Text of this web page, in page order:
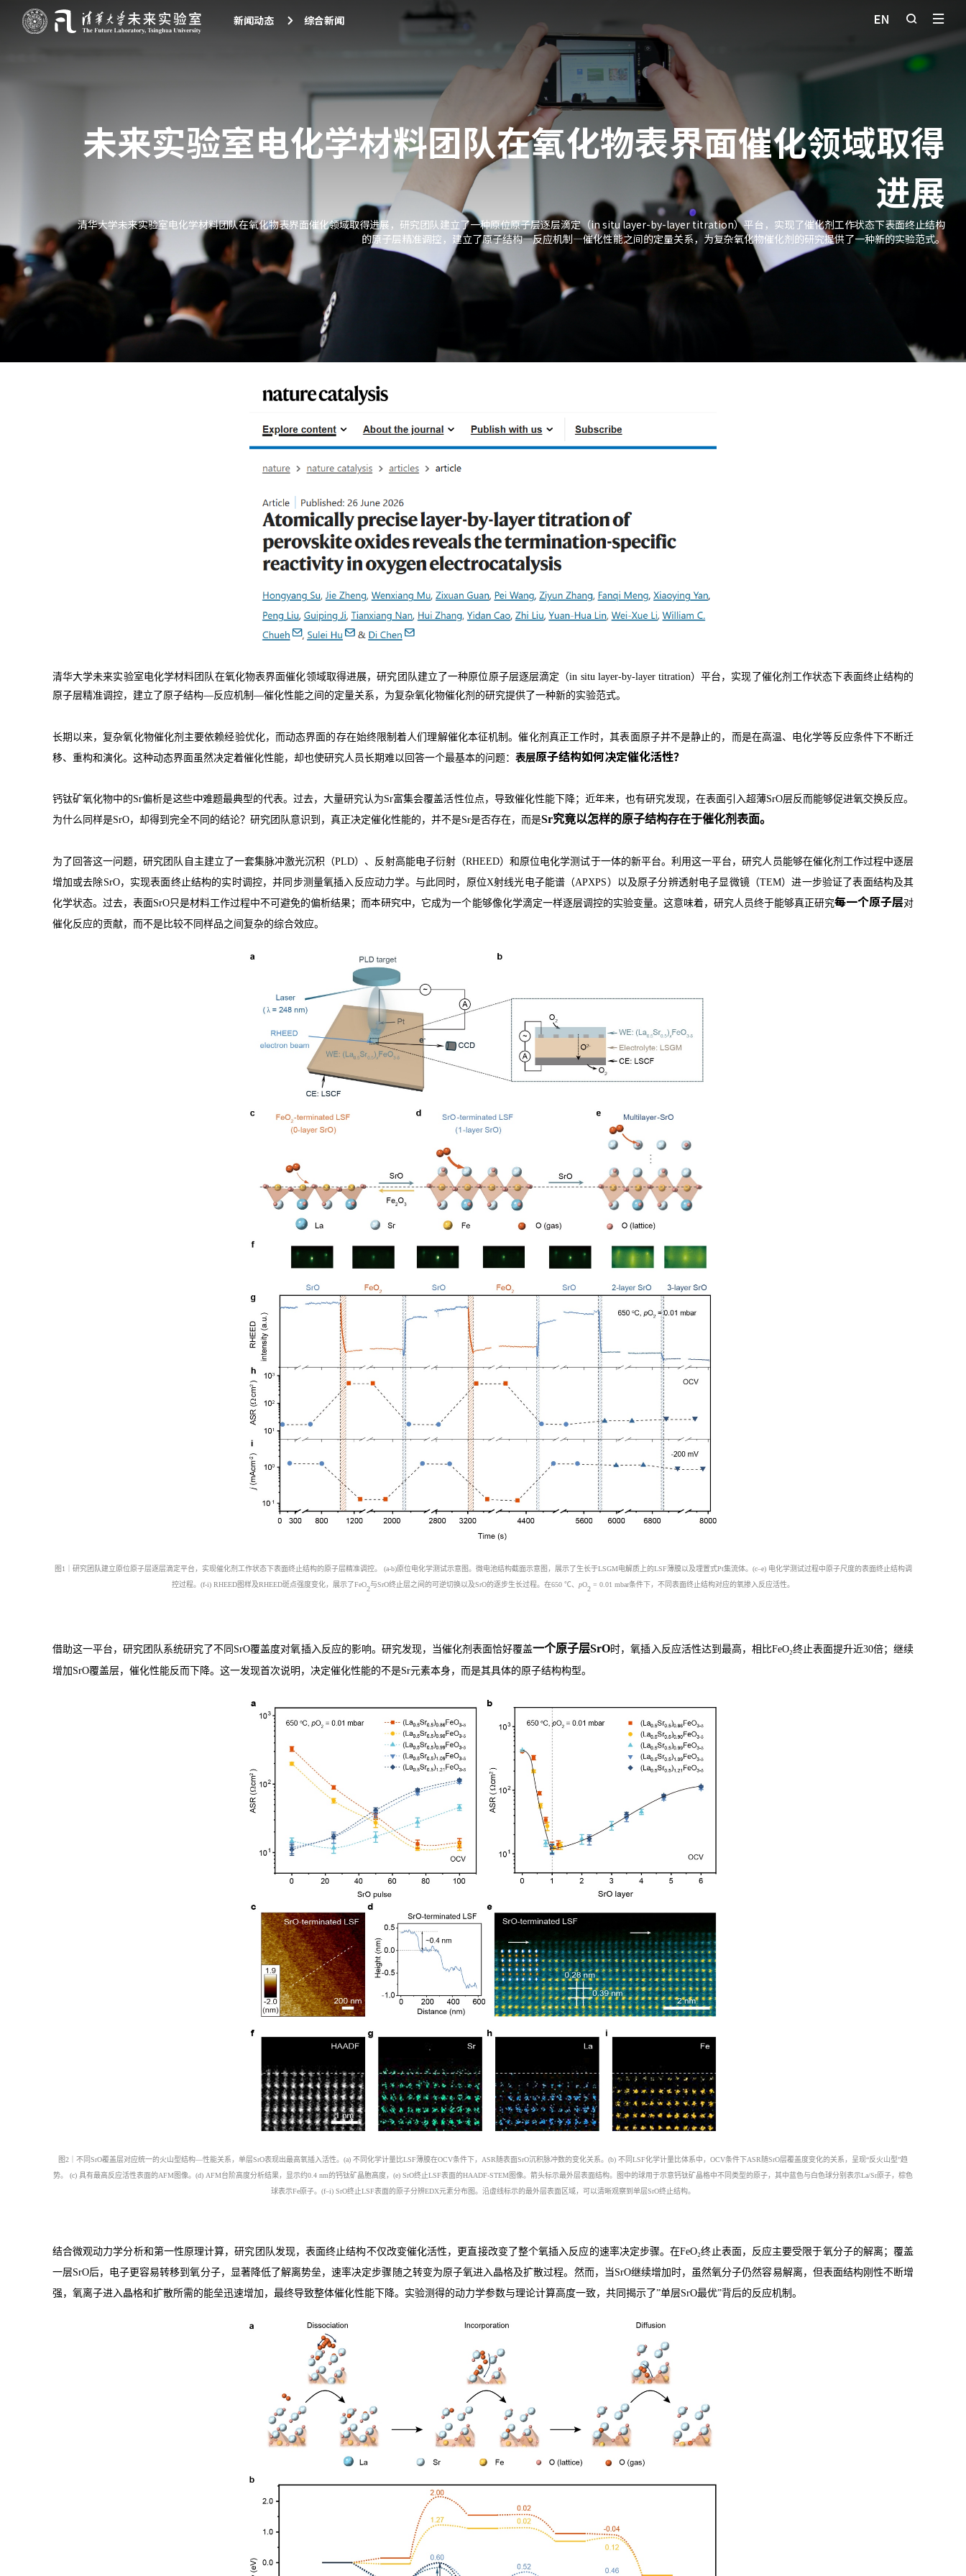
新闻动态 综合新闻
未来实验室电化学材料团队在氧化物表界面催化领域取得
进展
​清华大学未来实验室电化学材料团队在氧化物表界面催化领域取得进展，研究团队建立了一种原位原子层逐层滴定（in situ layer-by-layer titration）平台，实现了催化剂工作状态下表面终止结构
的原子层精准调控，建立了原子结构—反应机制—催化性能之间的定量关系，为复杂氧化物催化剂的研究提供了一种新的实验范式。
清华大学未来实验室电化学材料团队 在氧化物表界面催化领域取得进展，研究团队建立了一种原位原子层逐层滴定（in situ layer-by-layer titration）平台，实现了催化剂工作状态下表面终止结构的
原子层精准调控，建立了原子结构—反应机制 —催化性能之间的定量关系，为复杂氧化物催化剂的研究提供了一种新的实验范式。
长期以来，复杂氧化物催化剂主要依赖经验优化，而动态界面的存在始终限制着人们理解催化本征机制。催化剂真正工作时，其表面原子并不是静止的，而是在高温、电化学等反应条件下不断迁
移、重构和演化。这种动态界面虽然决定着催化性能，却也使研究人员长期难以回答一个最基本的问题： 表层原子结构如何决定催化活性？
钙钛矿氧化物中的Sr偏析是这些中难题最典型的代表。过去，大量研究认为Sr富集会覆盖活性位点，导致催化性能下降； 近年来 ，也有研究发现，在表面引入超薄SrO层反而能够促进氧交换反应。
为什么同样是SrO，却得到完全不同的结论？研究团队意识到，真正决定催化性能的，并不是Sr是否存在，而是Sr究竟以怎样的原子结构存在于催化剂表面。
为了回答这一问题，研究团队自主建立了一套集脉冲激光沉积（PLD）、反射高能电子衍射（RHEED）和原位电化学测试于一体的新平台。利用这一平台，研究人员能够在催化剂工作过程中逐层
增加或去除SrO，实现表面终止结构的实时调控，并同步测量氧插入反应动力学。与此同时，原位X射线光电子能谱（APXPS）以及原子分辨透射电子显微镜（TEM）进一步验证了表面结构及其
化学状态。过去，表面SrO只是材料工作过程中不可避免的偏析结果；而本研究中，它成为一个能够像化学滴定一样逐层调控的实验变量。这意味着，研究人员终于能够真正研究每一个原子层对
催化反应的贡献，而不是比较不同样品之间复杂的综合效应。
图 1 ｜研究团队建立原位原子层逐层滴定平台，实现催化剂工作状态下表面终止结构的原子层精准调控。 (a-b)原位电化学测试示意图。微电池结构截面示意图，展示了生长于LSGM电解质上的LSF薄膜以及埋置式Pt集流体。 (c–e) 电化学测试过程中原子尺度的表面终止结构调
控过程。 (f-i) RHEED图样及RHEED斑点强度变化，展示了FeO
2
与SrO终止层之间的可逆切换以及SrO的逐步生长过程。在650 ℃、 pO
2
= 0.01 mbar条件下，不同表面终止结构对应的氧掺入反应活性。
借助这一平台，研究团队系统研究了不同 SrO覆盖度对氧插入反应的影响。研究发现，当催化剂表面恰好覆盖一个原子层SrO时，氧插入反应活性达到最高，相比FeO₂终止表面提升近30倍；继续
增加 SrO覆盖层，催化性能反而下降。这一发现首次说明，决定催化性能的不是Sr元素本身，而是其具体的原子结构构型。
图2 ｜不同SrO覆盖层对应统一的火山型结构—性能关系，单层SrO表现出最高氧插入活性。 (a) 不同化学计量比LSF薄膜在OCV条件下， ASR 随表面SrO沉积脉冲数的变化关系。 (b) 不同LSF化学计量比体系中， OCV条件下ASR 随SrO层覆盖度变化的关系，呈现“反火山型”趋
势。 (c) 具有最高反应活性表面的AFM图像。 (d) AFM台阶高度分析结果，显示约0.4 nm的钙钛矿晶胞高度， (e) SrO终止LSF表面的HAADF-STEM图像。箭头标示最外层表面结构。图中的球用于示意钙钛矿晶格中不同类型的原子，其中蓝色与白色球分别表示La/Sr原子，棕色
球表示Fe 原子。 (f–i) SrO终止LSF表面的原子分辨EDX元素分布图。沿虚线标示的最外层表面区域，可以清晰观察到单层SrO终止结构。
结合微观动力学分析和第一性原理计算，研究团队发现，表面终止结构不仅改变催化活性，更直接改变了整个氧插入反应的速率决定步骤。在FeO₂终止表面，反应主要受限于氧分子的解离；覆盖
一层SrO后，电子更容易转移到氧分子，显著降低了解离势垒，速率决定步骤随之转变为原子氧进入晶格及扩散过程。然而，当SrO继续增加时，虽然氧分子仍然容易解离，但表面结构刚性不断增
强，氧离子进入晶格和扩散所需的能垒迅速增加，最终导致整体催化性能下降。实验测得的动力学参数与理论计算高度一致，共同揭示了”单层SrO最优”背后的反应机制。